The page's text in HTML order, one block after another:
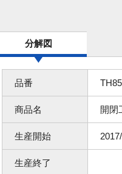
分解図
品番
商品名 開閉
生産開始
生産終了